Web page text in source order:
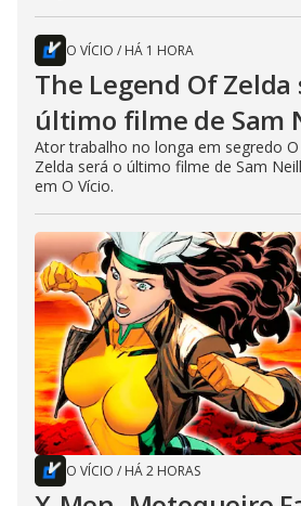
O VÍCIO / HÁ 1 HORA
The Legend Of Zelda
último filme de Sam
Ator trabalho no longa em segredo
Zelda será o último filme de Sam
em O Vício.
O VÍCIO / HÁ 2 HORAS